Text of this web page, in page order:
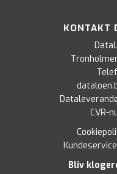
KONTAKT
CVR-
Bliv